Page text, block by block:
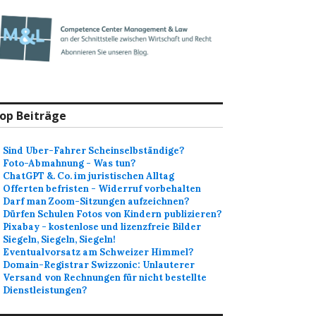
Beiträge
Sind Uber-Fahrer Scheinselbständige?
Foto-Abmahnung - Was tun?
ChatGPT &. Co. im juristischen Alltag
Offerten befristen - Widerruf vorbehalten
Darf man Zoom-Sitzungen aufzeichnen?
Dürfen Schulen Fotos von Kindern publizieren?
Pixabay - kostenlose und lizenzfreie Bilder
Siegeln, Siegeln, Siegeln!
Eventualvorsatz am Schweizer Himmel?
Domain-Registrar Swizzonic: Unlauterer
Versand von Rechnungen für nicht bestellte
Dienstleistungen?